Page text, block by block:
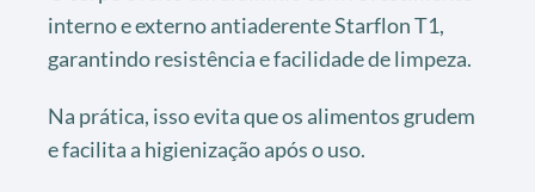
interno e externo antiaderente Starflon T1,
garantindo resistência e facilidade de limpeza.
Na prática, isso evita que os alimentos grudem
e facilita a higienização após o uso.